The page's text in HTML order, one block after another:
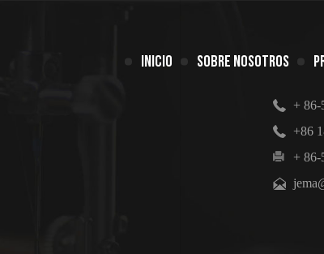
INICIO SOBRE NOSOTROS
+ 86-
+86
+ 86-